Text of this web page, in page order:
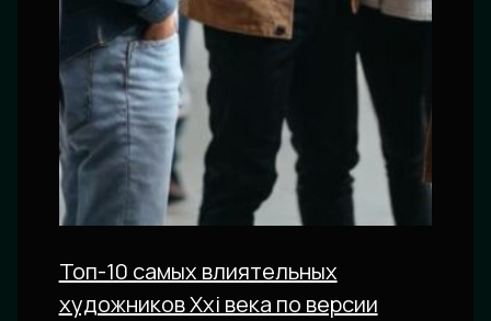
Топ-10 самых влиятельных
художников Xxi века по версии